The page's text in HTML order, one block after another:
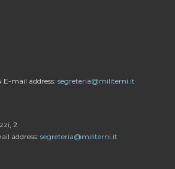
mail address: segreteria@militerni.it
2
address: segreteria@militerni.it